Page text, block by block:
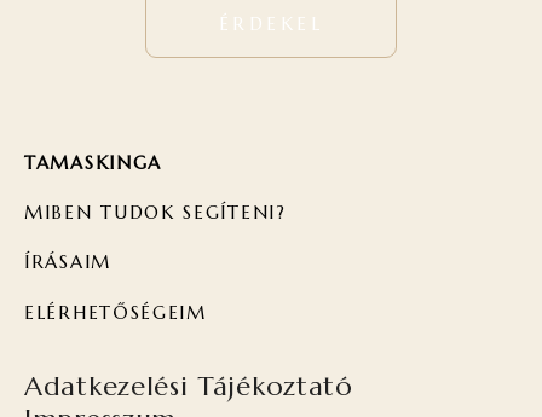
ÉRDEKEL
TAMASKINGA
MIBEN TUDOK SEGÍTENI?
ÍRÁSAIM
ELÉRHETŐSÉGEIM
Adatkezelési Tájékoztató